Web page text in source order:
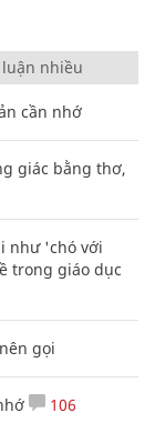
nhiều
cần nhớ
giác bằng thơ,
như 'chó với
trong giáo dục
gọi
106